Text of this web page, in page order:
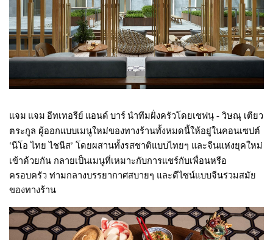
แจม แจม อีทเทอรีย์ แอนด์ บาร์ นำทีมฝั่งครัวโดย เชฟนุ - วิษณุ เตียว
ตระกูล ผู้ออกแบบเมนูใหม่ของทางร้านทั้งหมดนี้ให้อยู่ในคอนเซปต์
‘นีโอ ไทย ไชนีส’ โดยผสานทั้งรสชาติแบบไทยๆ และจีนแห่งยุคใหม่
เข้าด้วยกัน กลายเป็นเมนูที่เหมาะกับการแชร์กับเพื่อนหรือ
ครอบครัว ท่ามกลางบรรยากาศสบายๆ และดีไซน์แบบจีนร่วมสมัย
ของทางร้าน